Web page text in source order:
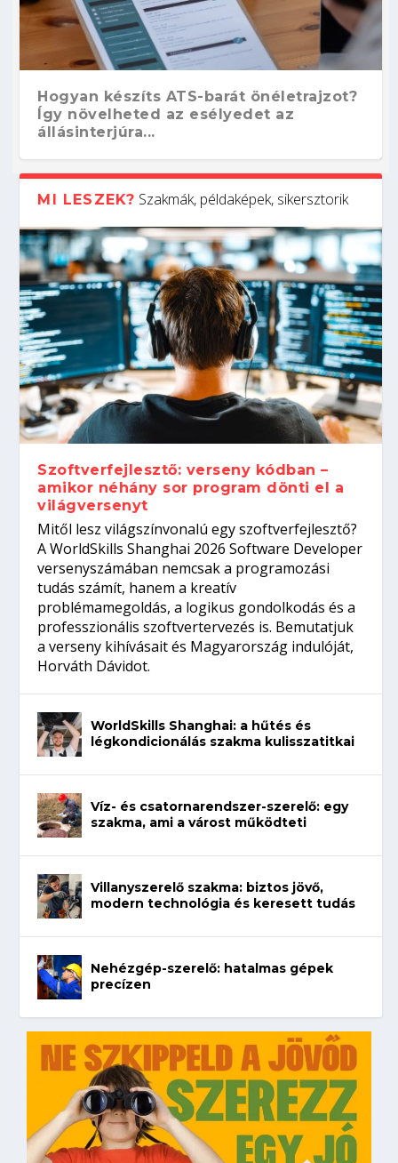
Hogyan készíts ATS-barát önéletrajzot?
Így növelheted az esélyedet az
állásinterjúra...
Kitalálod, mire használják ezeket a
gépeket?
Nem sikerült az egyetemi felvételi?
Tanulj szakmát!
Szoftverfejlesztő: verseny kódban –
amikor néhány sor program dönti el a
világversenyt...
Digitális detox – hogyan kapcsolódj ki
telefon nélkül?
MI LESZEK? Szakmák, példaképek, sikersztorik
Szoftverfejlesztő: verseny kódban –
amikor néhány sor program dönti el a
világversenyt
Mitől lesz világszínvonalú egy szoftverfejlesztő?
A WorldSkills Shanghai 2026 Software Developer
versenyszámában nemcsak a programozási
tudás számít, hanem a kreatív
problémamegoldás, a logikus gondolkodás és a
professzionális szoftvertervezés is. Bemutatjuk
a verseny kihívásait és Magyarország indulóját,
Horváth Dávidot.
WorldSkills Shanghai: a hűtés és
légkondicionálás szakma kulisszatitkai
Víz- és csatornarendszer-szerelő: egy
szakma, ami a várost működteti
Villanyszerelő szakma: biztos jövő,
modern technológia és keresett tudás
Nehézgép-szerelő: hatalmas gépek
precízen